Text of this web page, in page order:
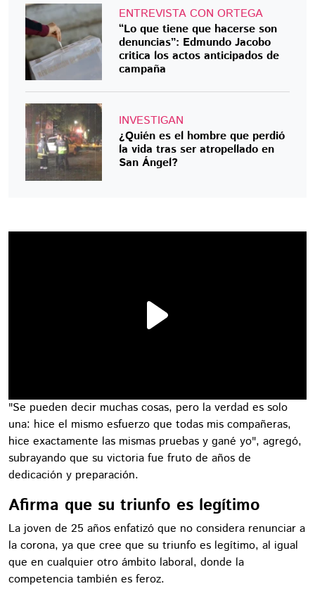
ENTREVISTA CON ORTEGA
“Lo que tiene que hacerse son
denuncias”: Edmundo Jacobo
critica los actos anticipados de
campaña
INVESTIGAN
¿Quién es el hombre que perdió
la vida tras ser atropellado en
San Ángel?
"Se pueden decir muchas cosas, pero la verdad es solo
una: hice el mismo esfuerzo que todas mis compañeras,
hice exactamente las mismas pruebas y gané yo", agregó,
subrayando que su victoria fue fruto de años de
dedicación y preparación.
Afirma que su triunfo es legítimo
La joven de 25 años enfatizó que no considera renunciar a
la corona, ya que cree que su triunfo es legítimo, al igual
que en cualquier otro ámbito laboral, donde la
competencia también es feroz.